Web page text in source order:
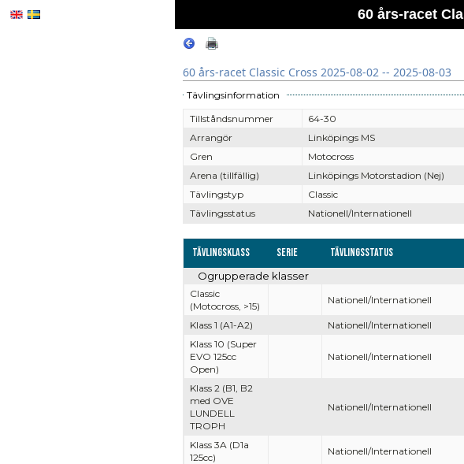
60 års-racet
60 års-racet Classic Cross 2025-08-02 -- 2025-08-03
Tävlingsinformation
Tillståndsnummer
64-30
Arrangör
Linköpings MS
Gren
Motocross
Arena (tillfällig)
Linköpings Motorstadion (Nej)
Tävlingstyp
Classic
Tävlingsstatus
Nationell/Internationell
Tävlingsklass Serie Tävlingsstatus
Ogrupperade klasser
Classic
(Motocross, >15)
Nationell/Internationell
Klass 1 (A1-A2) Nationell/Internationell
Klass 10 (Super
EVO 125cc
Open)
Nationell/Internationell
Klass 2 (B1, B2
med OVE
LUNDELL
TROPH
Nationell/Internationell
Klass 3A (D1a
125cc)
Nationell/Internationell